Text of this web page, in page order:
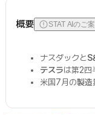
概要 STAT AIのご
ナスダックと
テスラは第2四
米国7月の製造